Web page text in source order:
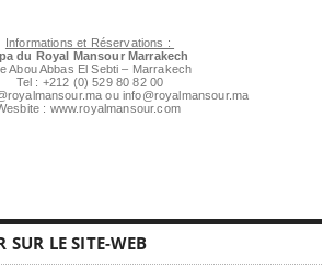
Informations et Réservations :
du Royal Mansour Marrakech
Abou Abbas El Sebti – Marrakech
Tel : +212 (0) 529 80 82 00
ou info@royalmansour.ma
: www.royalmansour.com
SUR LE SITE-WEB